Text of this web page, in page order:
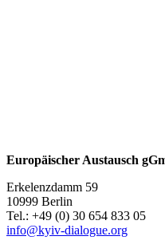
Europäischer Austausch
Erkelenzdamm 59
10999 Berlin
Теl.: +49 (0) 30 654 833 05
info@kyiv-dialogue.org